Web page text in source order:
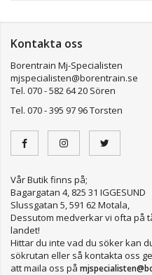
Kontakta oss
Borentrain Mj-Specialisten
mjspecialisten@borentrain.se
Tel. 070 - 582 64 20 Sören
Tel. 070 - 395 97 96 Torsten
Vår Butik finns på;
Bagargatan 4, 825 31
Slussgatan 5, 591 62 Motala,
Dessutom medverkar vi ofta på
landet!
Hittar du inte vad du söker kan
sökrutan eller så kontakta oss
att maila oss på